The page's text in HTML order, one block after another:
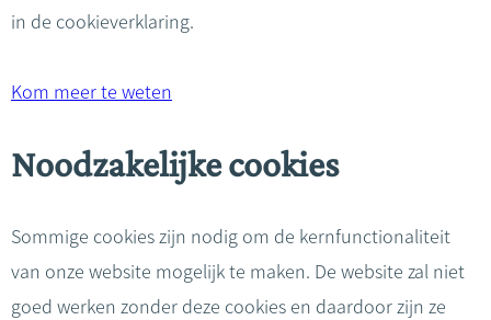
in de cookieverklaring.
Kom meer te weten
Noodzakelijke cookies
Sommige cookies zijn nodig om de kernfunctionaliteit
van onze website mogelijk te maken. De website zal niet
goed werken zonder deze cookies en daardoor zijn ze